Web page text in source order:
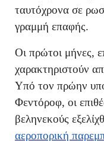
ταυτόχρονα σε
γραμμή επαφής.
Οι πρώτοι μήνες,
χαρακτηριστούν
Υπό τον πρώην
Φεντόροφ, οι
βεληνεκούς
αεροπορική